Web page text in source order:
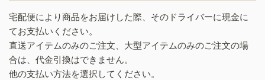
宅配便により商品をお届けした際、そのドライバーに現金に
てお支払いください。
直送アイテムのみのご注文、大型アイテムのみのご注文の場
合は、代金引換はできません。
他の支払い方法を選択してください。